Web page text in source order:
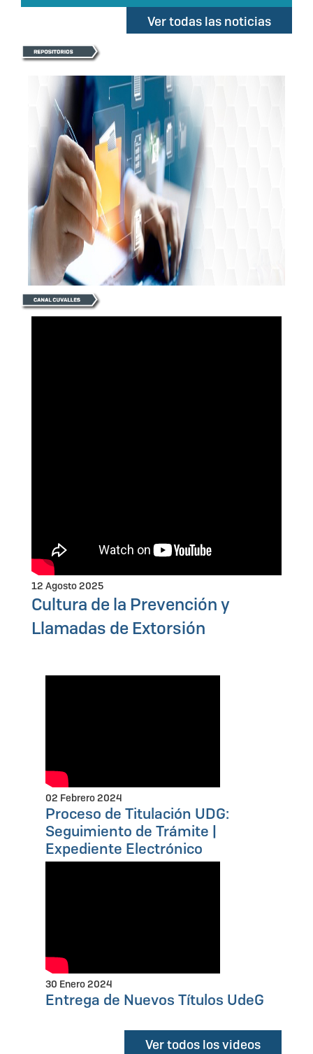
Ver todas las noticias
12 Agosto 2025
Cultura de la Prevención y
Llamadas de Extorsión
02 Febrero 2024
Proceso de Titulación UDG:
Seguimiento de Trámite |
Expediente Electrónico
30 Enero 2024
Entrega de Nuevos Títulos UdeG
Ver todos los videos